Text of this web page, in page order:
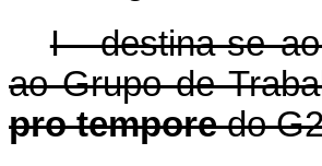
I - destina-se
ao Grupo de
pro temporedo